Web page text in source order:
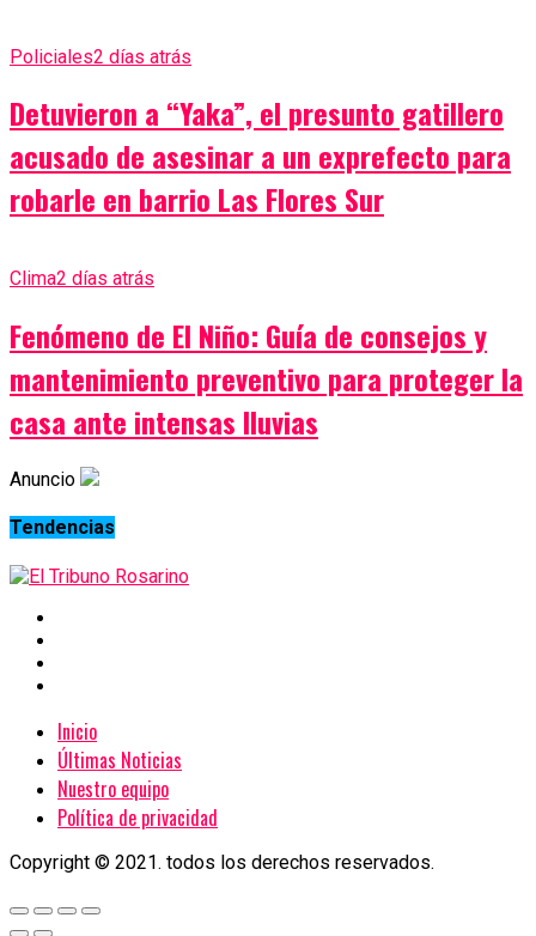
Policiales2 días atrás
Detuvieron a “Yaka”, el presunto gatillero
acusado de asesinar a un exprefecto para
robarle en barrio Las Flores Sur
Clima2 días atrás
Fenómeno de El Niño: Guía de consejos y
mantenimiento preventivo para proteger la
casa ante intensas lluvias
Anuncio
Tendencias
Inicio
Últimas Noticias
Nuestro equipo
Política de privacidad
Copyright © 2021. todos los derechos reservados.